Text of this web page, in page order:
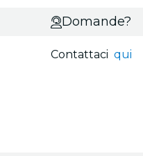
Domande?
Contattaci qui